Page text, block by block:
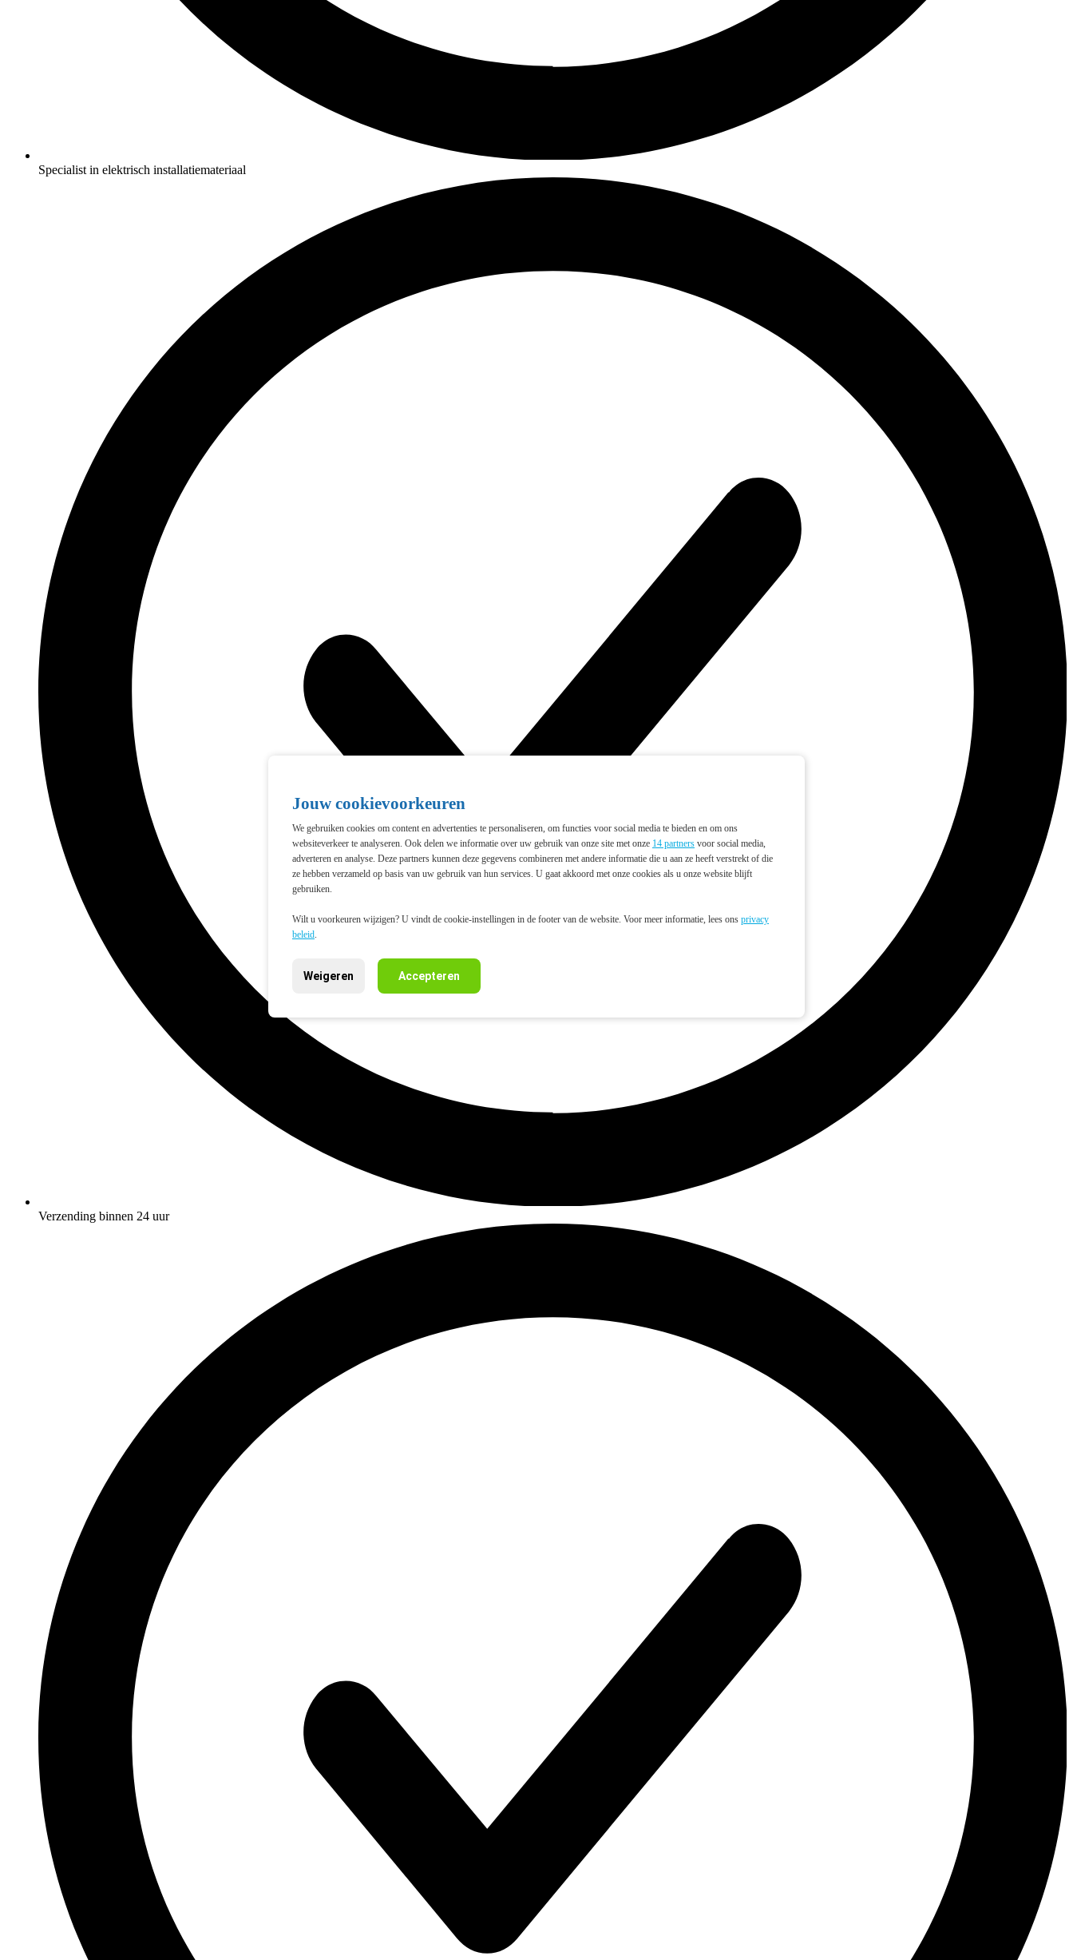
Jouw cookievoorkeuren
We gebruiken cookies om content en advertenties te personaliseren, om functies voor social media te bieden en om ons
websiteverkeer te analyseren. Ook delen we informatie over uw gebruik van onze site met onze 14 partners voor social media,
adverteren en analyse. Deze partners kunnen deze gegevens combineren met andere informatie die u aan ze heeft verstrekt of die
ze hebben verzameld op basis van uw gebruik van hun services. U gaat akkoord met onze cookies als u onze website blijft
gebruiken.
Wilt u voorkeuren wijzigen? U vindt de cookie-instellingen in de footer van de website. Voor meer informatie, lees ons privacy
beleid.
Weigeren Accepteren
Specialist in elektrisch installatiemateriaal
Verzending binnen 24 uur